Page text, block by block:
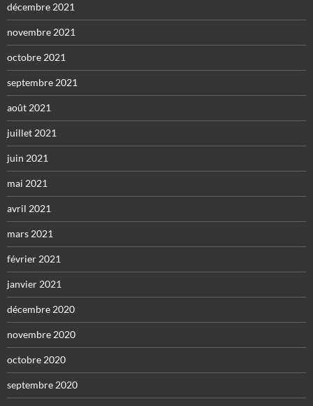
décembre 2021
novembre 2021
octobre 2021
septembre 2021
août 2021
juillet 2021
juin 2021
mai 2021
avril 2021
mars 2021
février 2021
janvier 2021
décembre 2020
novembre 2020
octobre 2020
septembre 2020